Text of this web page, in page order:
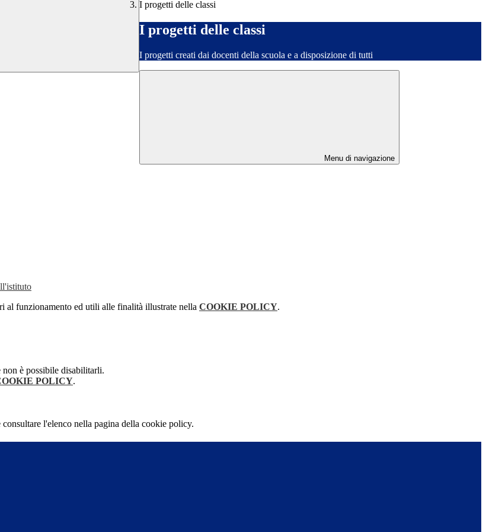
I progetti delle classi
I progetti delle classi
I progetti creati dai docenti della scuola e a disposizione di tutti
Menu di navigazione
al funzionamento ed utili alle finalità illustrate nella COOKIE POLICY.
è possibile disabilitarli.
POLICY.
l'elenco nella pagina della cookie policy.